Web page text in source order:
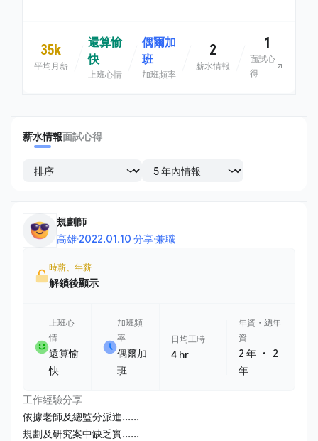
35k
平均月薪
還算愉
快
上班心情
偶爾加
班
加班頻率
2
薪水情報
1
面試心
得
薪水情報面試心得
規劃師
高雄·2022.01.10 分享·兼職
時薪、年薪
解鎖後顯示
上班心
情
還算愉
快
加班頻
率
偶爾加
班
日均工時
4 hr
年資・總年
資
2 年 ・
2
年
工作經驗分享
依據老師及總監分派進......
規劃及研究案中缺乏實......